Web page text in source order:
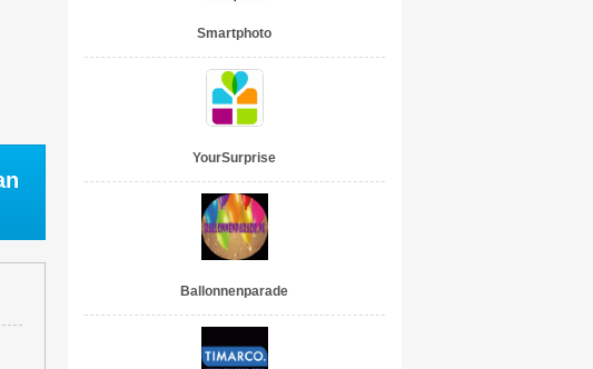
Smartphoto
YourSurprise
Ballonnenparade